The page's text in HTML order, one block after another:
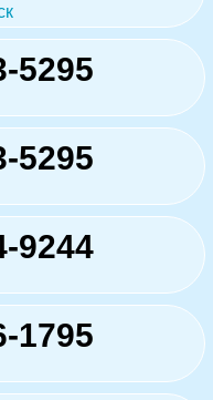
5295
5295
9244
1795